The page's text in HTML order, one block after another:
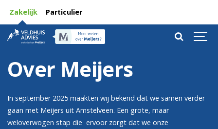
Zakelijk Particulier
Over Meijers
In september 2025 maakten wij bekend dat we samen verder
gaan met Meijers uit Amstelveen. Een grote, maar
weloverwogen stap die ervoor zorgt dat we onze